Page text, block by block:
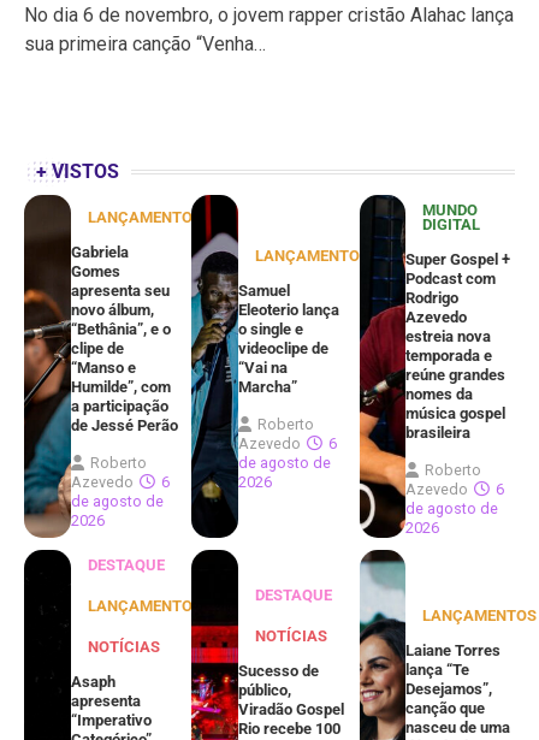
No dia 6 de novembro, o jovem rapper cristão Alahac lança
sua primeira canção “Venha…
+ VISTOS
LANÇAMENTOS
Gabriela
Gomes
apresenta seu
novo álbum,
“Bethânia”, e o
clipe de
“Manso e
Humilde”, com
a participação
de Jessé Perão
Roberto
Azevedo
6
de agosto de
2026
LANÇAMENTOS
Samuel
Eleoterio lança
o single e
videoclipe de
“Vai na
Marcha”
Roberto
Azevedo
6
de agosto de
2026
MUNDO
DIGITAL
Super Gospel +
Podcast com
Rodrigo
Azevedo
estreia nova
temporada e
reúne grandes
nomes da
música gospel
brasileira
Roberto
Azevedo
6
de agosto de
2026
DESTAQUE
LANÇAMENTOS
NOTÍCIAS
Asaph
apresenta
“Imperativo
DESTAQUE
NOTÍCIAS
Sucesso de
público,
Viradão Gospel
Rio recebe 100
LANÇAMENTOS
Laiane Torres
lança “Te
Desejamos”,
canção que
nasceu de uma